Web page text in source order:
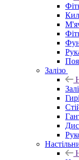
Залізо
Гирі